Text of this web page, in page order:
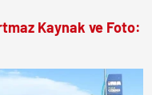
Kaynak ve Foto: